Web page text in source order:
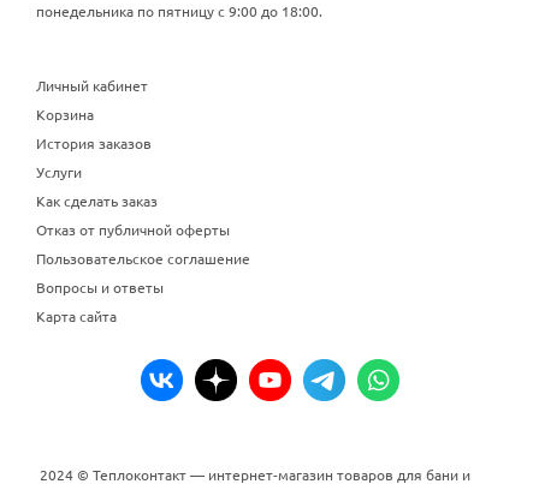
понедельника по пятницу с 9:00 до 18:00.
Личный кабинет
Корзина
История заказов
Услуги
Как сделать заказ
Отказ от публичной оферты
Пользовательское соглашение
Вопросы и ответы
Карта сайта
2024 © Теплоконтакт — интернет-магазин товаров для бани и